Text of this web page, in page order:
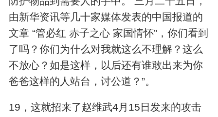
由新华资讯等几十家媒体发表的中国报道的
文章 “管必红 赤子之心 家国情怀”，你们看到
了吗？你们为什么对我就这么不理解？这么
不放心？如是这样，以后还有谁敢出来为你
爸爸这样的人站台，讨公道？”。
19，这就招来了赵维武4月15日发来的攻击